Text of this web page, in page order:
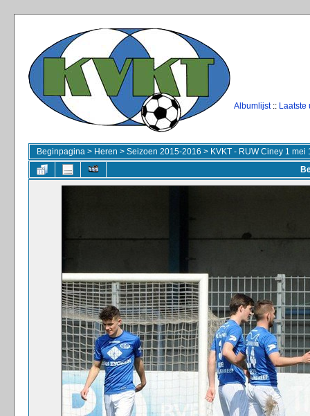
Albumlijst:: Laatste
Beginpagina > Heren > Seizoen 2015-2016 > KVKT - RUW Ciney 1 mei